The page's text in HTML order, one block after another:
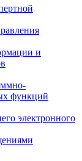
и
функций
электронного